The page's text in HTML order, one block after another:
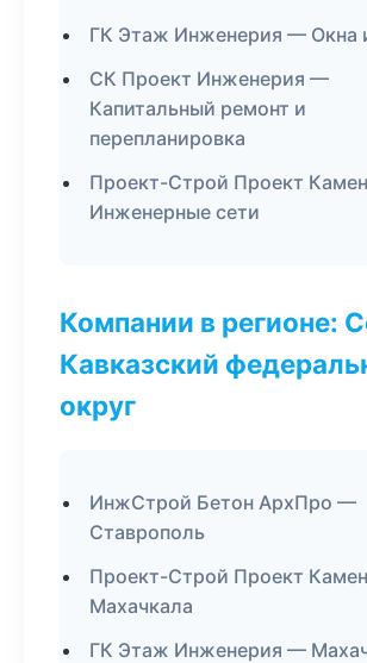
ГК Этаж Инженерия — Окна
СК Проект Инженерия —
Капитальный ремонт и
перепланировка
Проект-Строй Проект
Инженерные сети
Компании в регионе:
Кавказский
округ
ИнжСтрой Бетон АрхПро —
Ставрополь
Проект-Строй Проект
Махачкала
ГК Этаж Инженерия —